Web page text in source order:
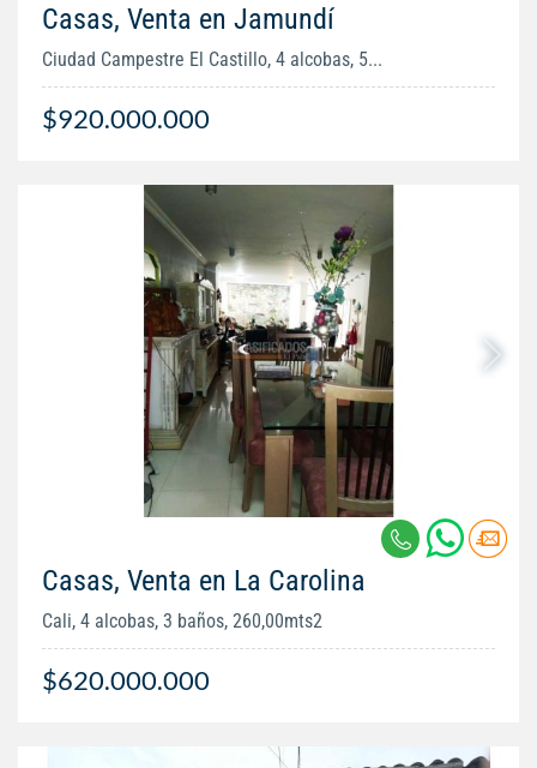
Casas, Venta en Jamundí
Ciudad Campestre El Castillo, 4 alcobas, 5...
$920.000.000
Casas, Venta en La Carolina
Cali, 4 alcobas, 3 baños, 260,00mts2
$620.000.000